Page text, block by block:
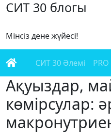
СИТ 30 блогы
Мінсіз дене жүйесі!
СИТ 30 Әлемі
Ақуыздар,
көмірсулар: